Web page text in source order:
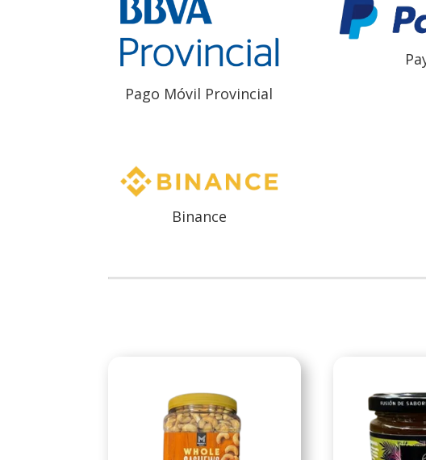
Pago Móvil Provincial
Binance